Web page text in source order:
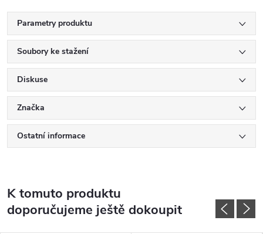
Parametry produktu
Soubory ke stažení
Diskuse
Značka
Ostatní informace
K tomuto produktu
doporučujeme ještě dokoupit